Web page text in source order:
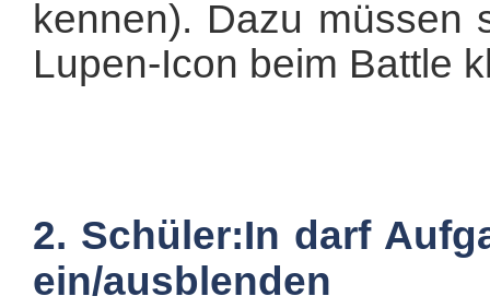
kennen). Dazu müssen
Lupen-Icon beim Battle
2. Schüler:In darf
ein/ausblenden